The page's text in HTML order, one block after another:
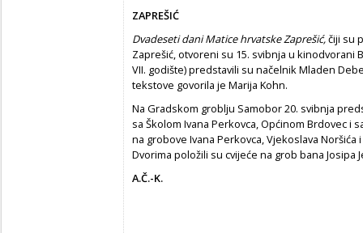
ZAPREŠIĆ
Dvadeseti dani Matice hrvatske Zaprešić,čiji su
Zaprešić, otvoreni su 15. svibnja u kinodvorani
VII. godište) predstavili su načelnik Mladen
tekstove govorila je Marija Kohn.
Na Gradskom groblju Samobor 20. svibnja
sa Školom Ivana Perkovca, Općinom Brdovec i
na grobove Ivana Perkovca, Vjekoslava Noršića
Dvorima položili su cvijeće na grob bana Josipa
A.Č.-K.